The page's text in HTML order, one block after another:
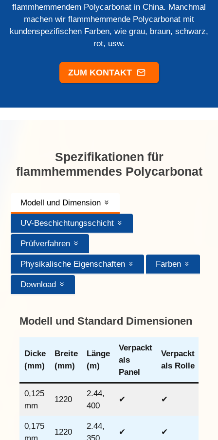
flammhemmendem Polycarbonat in China. Manchmal
machen wir flammhemmende Polycarbonat mit
kundenspezifischen Farben, wie grau, braun, schwarz,
rot, usw.
ZUM KONTAKT
Spezifikationen für
flammhemmendes Polycarbonat
Modell und Dimension
UV-Beschichtungsschicht
Prüfverfahren
Physikalische Eigenschaften Farben
Download
Modell und Standard Dimensionen
Dicke
(mm)
Breite
(mm)
Länge
(m)
Verpackt
als
Panel
Verpackt
als Rolle
0,125
mm
1220
2.44,
400
✔ ✔
0,175
1220
2.44,
✔ ✔